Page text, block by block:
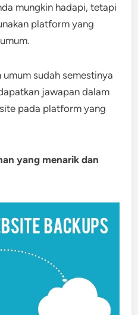
mungkin hadapi, tetapi
platform yang
sudah semestinya
jawapan dalam
pada platform yang
yang menarik dan